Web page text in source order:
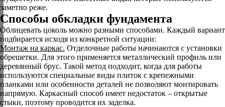
заметно реже.
Способы обкладки фундамента
Облицевать цоколь можно разными способами. Каждый вариант
подбирается исходя из конкретной ситуации:
Монтаж на каркас. Отделочные работы начинаются с установки
обрешетки. Для этого применяется металлический профиль или
деревянный брус. Такой метод подходит, когда для работы
используются специальные виды плиток с крепежными
планками или особенности деталей не позволяют монтировать
напрямую. Каркасный способ имеет недостаток – открытые
стыки, поэтому проводится их заделка.